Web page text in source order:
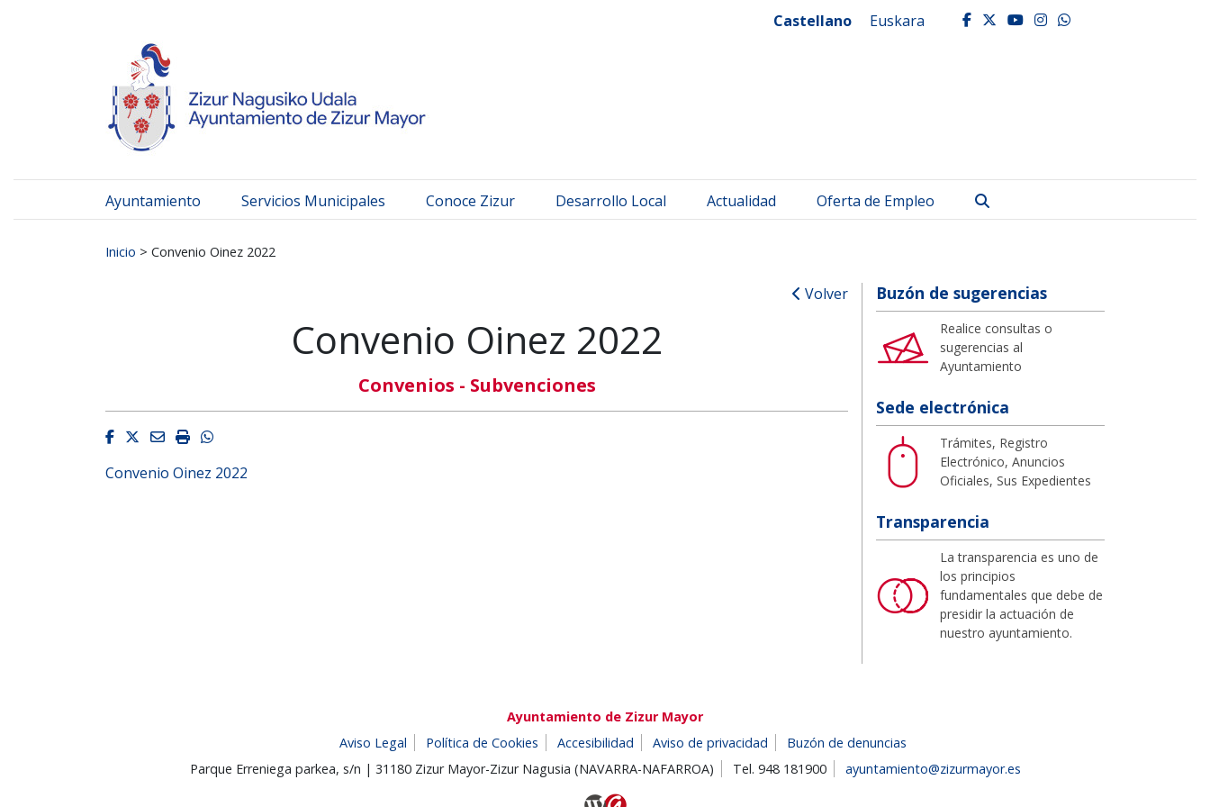
Castellano Euskara facebook
twitter
youtube
instagram
whatsapp
Ayuntamiento Servicios Municipales Conoce Zizur Desarrollo Local Actualidad Oferta de Empleo
Inicio > Convenio Oinez 2022
Volver
Convenio Oinez 2022
Convenios - Subvenciones
Facebook
Twitter
EmailImprimirWhatsapp
Convenio Oinez 2022
Buzón de sugerencias
Realice consultas o
sugerencias al
Ayuntamiento
Sede electrónica
Trámites, Registro
Electrónico, Anuncios
Oficiales, Sus Expedientes
Transparencia
La transparencia es uno de
los principios
fundamentales que debe de
presidir la actuación de
nuestro ayuntamiento.
Ayuntamiento de Zizur Mayor
Aviso Legal
Política de Cookies Accesibilidad Aviso de privacidad
Buzón de denuncias
Parque Erreniega parkea, s/n | 31180 Zizur Mayor-Zizur Nagusia (NAVARRA-NAFARROA)
Tel. 948 181900 ayuntamiento@zizurmayor.es